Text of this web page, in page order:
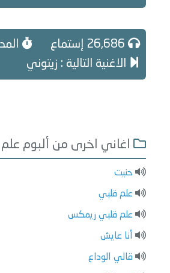
الاغنية التالية : زيتوني
اغاني اخرى من ألبوم
حنيت
علم قلبي
علم قلبي ريمكس
أنا عايش
قالي الوداع